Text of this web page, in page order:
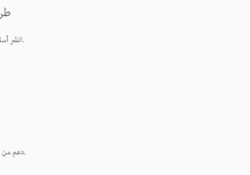
انشر أسئلة واحصل على أجوبة من الخبراء.
دعم من الخبراء للمساعدة في حل المشاكل.